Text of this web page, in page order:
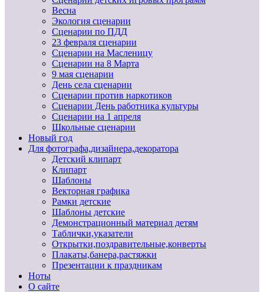
Весна
Экология сценарии
Сценарии по ПДД
23 февраля сценарии
Сценарии на Масленицу
Сценарии на 8 Марта
9 мая сценарии
День села сценарии
Сценарии против наркотиков
Сценарии День работника культуры
Сценарии на 1 апреля
Школьные сценарии
Новый год
Для фотографа,дизайнера,декоратора
Детский клипарт
Клипарт
Шаблоны
Векторная графика
Рамки детские
Шаблоны детские
Демонстрационный материал детям
Таблички,указатели
Открытки,поздравительные,конверты
Плакаты,банера,растяжки
Презентации к праздникам
Ноты
О сайте